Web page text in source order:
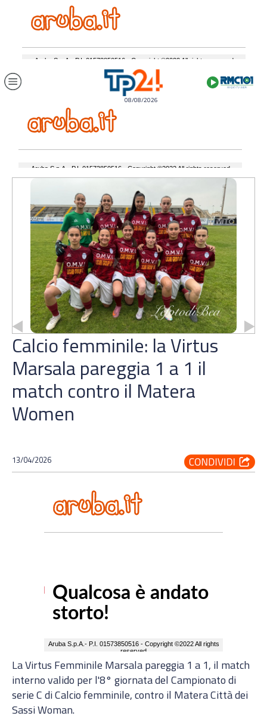
08/08/2026
Calcio femminile: la Virtus
Marsala pareggia 1 a 1 il
match contro il Matera
Women
13/04/2026
La Virtus Femminile Marsala pareggia 1 a 1, il match
interno valido per l'8° giornata del Campionato di
serie C di Calcio femminile, contro il Matera Città dei
Sassi Woman.